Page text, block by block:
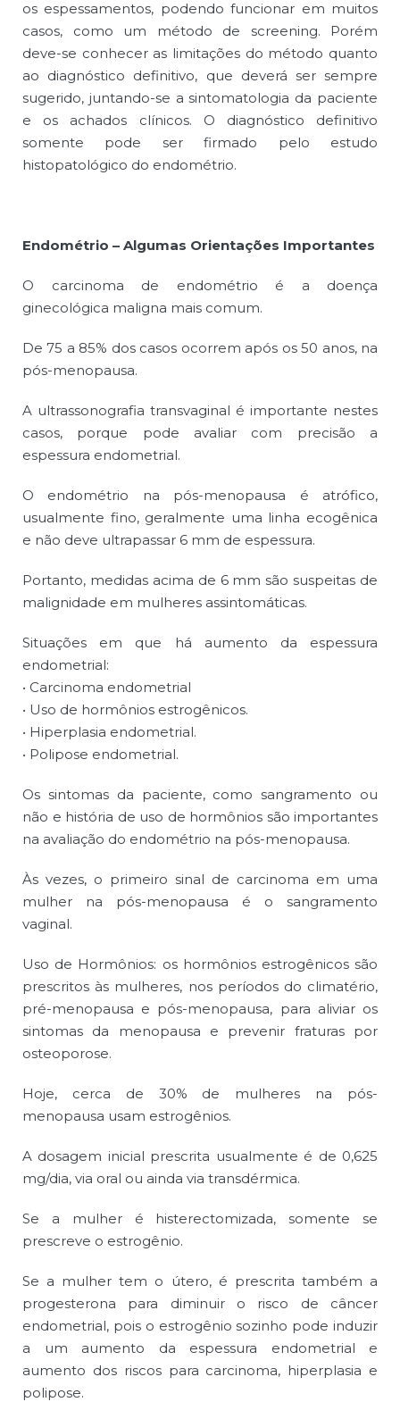
os espessamentos, podendo funcionar em muitos
casos, como um método de screening. Porém
deve-se conhecer as limitações do método quanto
ao diagnóstico definitivo, que deverá ser sempre
sugerido, juntando-se a sintomatologia da paciente
e os achados clínicos. O diagnóstico definitivo
somente pode ser firmado pelo estudo
histopatológico do endométrio.
Endométrio – Algumas Orientações Importantes
O carcinoma de endométrio é a doença
ginecológica maligna mais comum.
De 75 a 85% dos casos ocorrem após os 50 anos, na
pós-menopausa.
A ultrassonografia transvaginal é importante nestes
casos, porque pode avaliar com precisão a
espessura endometrial.
O endométrio na pós-menopausa é atrófico,
usualmente fino, geralmente uma linha ecogênica
e não deve ultrapassar 6 mm de espessura.
Portanto, medidas acima de 6 mm são suspeitas de
malignidade em mulheres assintomáticas.
Situações em que há aumento da espessura
endometrial:
• Carcinoma endometrial
• Uso de hormônios estrogênicos.
• Hiperplasia endometrial.
• Polipose endometrial.
Os sintomas da paciente, como sangramento ou
não e história de uso de hormônios são importantes
na avaliação do endométrio na pós-menopausa.
Às vezes, o primeiro sinal de carcinoma em uma
mulher na pós-menopausa é o sangramento
vaginal.
Uso de Hormônios: os hormônios estrogênicos são
prescritos às mulheres, nos períodos do climatério,
pré-menopausa e pós-menopausa, para aliviar os
sintomas da menopausa e prevenir fraturas por
osteoporose.
Hoje, cerca de 30% de mulheres na pós-
menopausa usam estrogênios.
A dosagem inicial prescrita usualmente é de 0,625
mg/dia, via oral ou ainda via transdérmica.
Se a mulher é histerectomizada, somente se
prescreve o estrogênio.
Se a mulher tem o útero, é prescrita também a
progesterona para diminuir o risco de câncer
endometrial, pois o estrogênio sozinho pode induzir
a um aumento da espessura endometrial e
aumento dos riscos para carcinoma, hiperplasia e
polipose.